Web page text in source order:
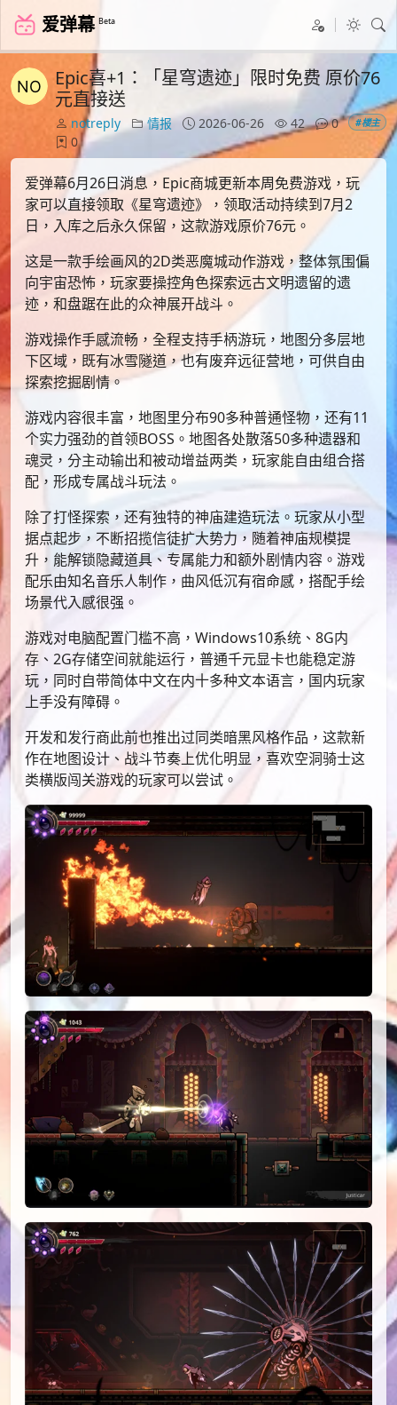
爱弹幕 Beta
Epic喜+1：「星穹遗迹」限时免费 原价76
元直接送
notreply 情报 2026-06-26 42
0
0
#楼主
爱弹幕6月26日消息，Epic商城更新本周免费游戏，玩
家可以直接领取《星穹遗迹》，领取活动持续到7月2
日，入库之后永久保留，这款游戏原价76元。
这是一款手绘画风的2D类恶魔城动作游戏，整体氛围偏
向宇宙恐怖，玩家要操控角色探索远古文明遗留的遗
迹，和盘踞在此的众神展开战斗。
游戏操作手感流畅，全程支持手柄游玩，地图分多层地
下区域，既有冰雪隧道，也有废弃远征营地，可供自由
探索挖掘剧情。
游戏内容很丰富，地图里分布90多种普通怪物，还有11
个实力强劲的首领BOSS。地图各处散落50多种遗器和
魂灵，分主动输出和被动增益两类，玩家能自由组合搭
配，形成专属战斗玩法。
除了打怪探索，还有独特的神庙建造玩法。玩家从小型
据点起步，不断招揽信徒扩大势力，随着神庙规模提
升，能解锁隐藏道具、专属能力和额外剧情内容。游戏
配乐由知名音乐人制作，曲风低沉有宿命感，搭配手绘
场景代入感很强。
游戏对电脑配置门槛不高，Windows10系统、8G内
存、2G存储空间就能运行，普通千元显卡也能稳定游
玩，同时自带简体中文在内十多种文本语言，国内玩家
上手没有障碍。
开发和发行商此前也推出过同类暗黑风格作品，这款新
作在地图设计、战斗节奏上优化明显，喜欢空洞骑士这
类横版闯关游戏的玩家可以尝试。